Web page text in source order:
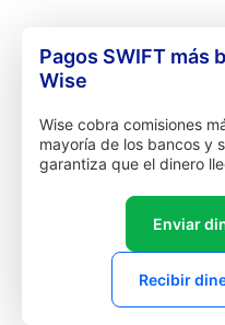
Pagos SWIFT más
Wise
Wise cobra comisiones
mayoría de los bancos y
garantiza que el dinero
Enviar
Recibir